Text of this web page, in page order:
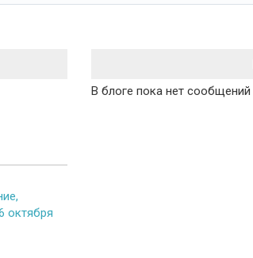
октября
В блоге пока нет сообщений